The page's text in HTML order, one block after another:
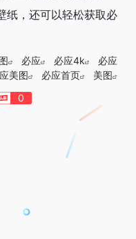
纸，还可以轻松获取必
必应 必应4k
必应
美图 必应首页
美图
0